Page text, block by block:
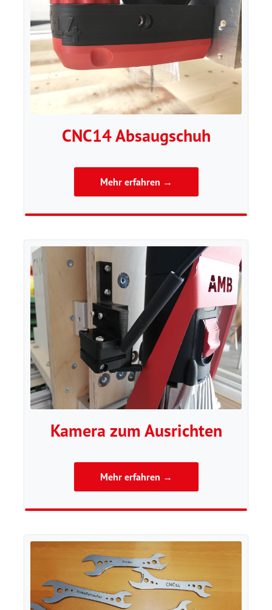
CNC14 Absaugschuh
Mehr erfahren →
Kamera zum Ausrichten
Mehr erfahren →